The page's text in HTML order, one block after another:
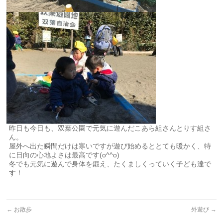
昨日も今日も、双葉公園で元気に遊んだこあら組さんとりす組さ
ん。
屋外へ出た瞬間だけは寒いですが遊び始めるととても暖かく、特
に日向の心地よさは最高です(o^^o)
冬でも元気に遊んで身体を鍛え、たくましくっていく子ども達で
す！
← お散歩 外遊び →